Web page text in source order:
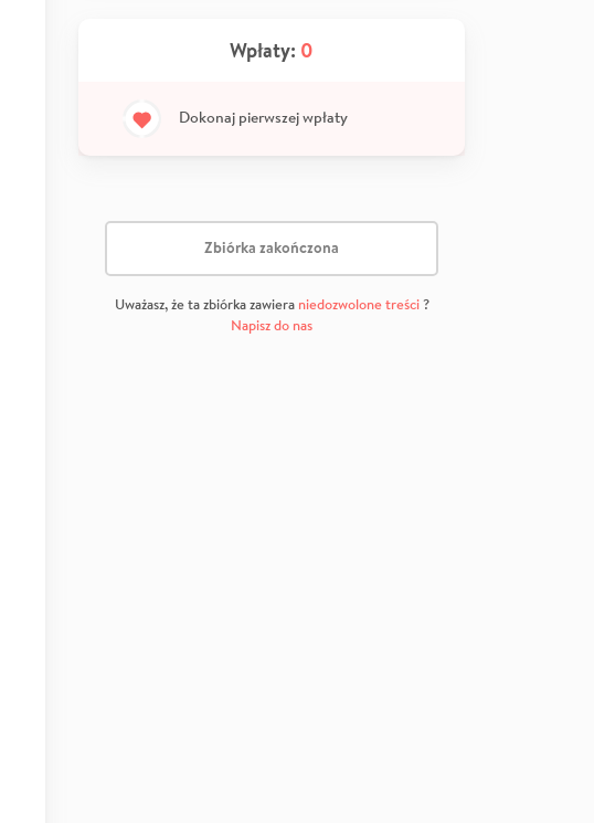
Wpłaty: 0
Dokonaj pierwszej wpłaty
Zbiórka zakończona
Uważasz, że ta zbiórka zawiera niedozwolone treści?
Napisz do nas